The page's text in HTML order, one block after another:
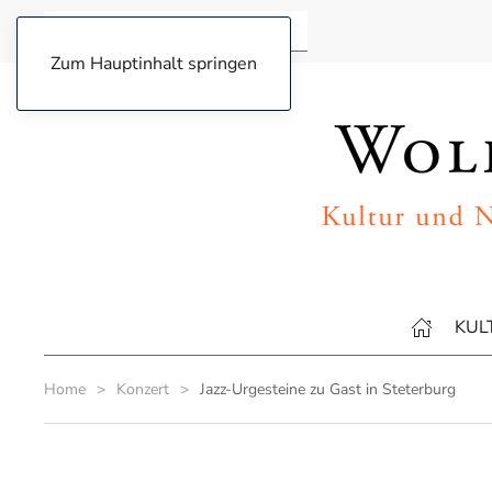
Zum Hauptinhalt springen
Home Konzert Jazz-Urgesteine zu Gast in Steterburg